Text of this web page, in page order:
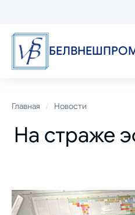
содержанию
Строка
навигации
Главная Новости
На страже